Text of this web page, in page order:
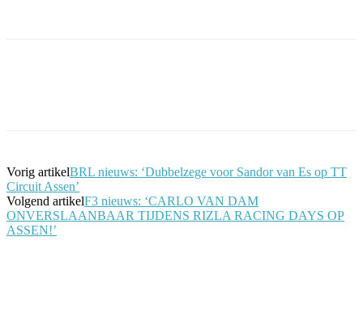
Vorig artikelBRL nieuws: ‘Dubbelzege voor Sandor van Es op TT
Circuit Assen’
Volgend artikelF3 nieuws: ‘CARLO VAN DAM
ONVERSLAANBAAR TIJDENS RIZLA RACING DAYS OP
ASSEN!’